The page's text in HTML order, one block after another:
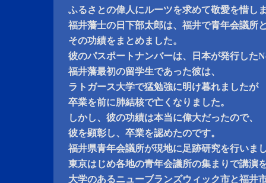
ふるさとの偉人にルーツを求めて敬愛を惜し
福井藩士の日下部太郎は、福井で青年会議所
その功績をまとめました。
彼のパスポートナンバーは、日本が発行した
福井藩最初の留学生であった彼は、
ラトガース大学で猛勉強に明け暮れましたが
卒業を前に肺結核で亡くなりました。
しかし、彼の功績は本当に偉大だったので、
彼を顕彰し、卒業を認めたのです。
福井県青年会議所が現地に足跡研究を行いま
東京はじめ各地の青年会議所の集まりで講演
大学のあるニューブランズウィック市と福井